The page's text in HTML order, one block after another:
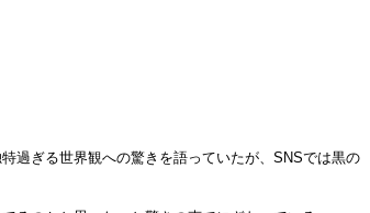
過ぎる世界観への驚きを語っていたが、SNSでは黒の